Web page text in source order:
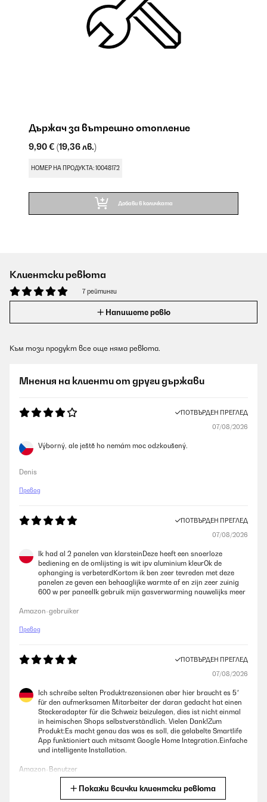
Държач за вътрешно отопление
9,90 € (19,36 лв.)
НОМЕР НА ПРОДУКТА: 10048172
Добави в количката
Клиентски ревюта
7 рейтинги
Напишете ревю
Към този продукт все още няма ревюта.
Мнения на клиенти от други държави
ПОТВЪРДЕН ПРЕГЛЕД
07/08/2026
Výborný, ale ještě ho nemám moc odzkoušený.
Denis
Превод
ПОТВЪРДЕН ПРЕГЛЕД
07/08/2026
Ik had al 2 panelen van klarsteinDeze heeft een snoerloze
bediening en de omlijsting is wit ipv aluminium kleurOk de
ophanging is verbeterdKortom ik ben zeer tevreden met deze
panelen ze geven een behaaglijke warmte af en zijn zeer zuinig
600 w per paneelIk gebruik mijn gasverwarming nauwelijks meer
Amazon-gebruiker
Превод
ПОТВЪРДЕН ПРЕГЛЕД
07/08/2026
Ich schreibe selten Produktrezensionen aber hier braucht es 5*
für den aufmerksamen Mitarbeiter der daran gedacht hat einen
Steckeradapter für die Schweiz beizulegen, dies ist nicht einmal
in heimischen Shops selbstverständlich. Vielen Dank!Zum
Produkt:Es macht genau das was es soll, die gelabelte Smartlife
App funktioniert auch mitsamt Google Home Integration.Einfache
und intelligente Installation.
Amazon-Benutzer
Покажи всички клиентски ревюта